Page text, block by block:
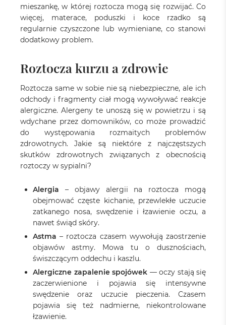
mieszankę, w której roztocza mogą się rozwijać. Co
więcej, materace, poduszki i koce rzadko są
regularnie czyszczone lub wymieniane, co stanowi
dodatkowy problem.
Roztocza kurzu a zdrowie
Roztocza same w sobie nie są niebezpieczne, ale ich
odchody i fragmenty ciał mogą wywoływać reakcje
alergiczne. Alergeny te unoszą się w powietrzu i są
wdychane przez domowników, co może prowadzić
do występowania rozmaitych problemów
zdrowotnych. Jakie są niektóre z najczęstszych
skutków zdrowotnych związanych z obecnością
roztoczy w sypialni?
Alergia – objawy alergii na roztocza mogą
obejmować częste kichanie, przewlekłe uczucie
zatkanego nosa, swędzenie i łzawienie oczu, a
nawet świąd skóry.
Astma – roztocza czasem wywołują zaostrzenie
objawów astmy. Mowa tu o dusznościach,
świszczącym oddechu i kaszlu.
Alergiczne zapalenie spojówek — oczy stają się
zaczerwienione i pojawia się intensywne
swędzenie oraz uczucie pieczenia. Czasem
pojawia się też nadmierne, niekontrolowane
łzawienie.